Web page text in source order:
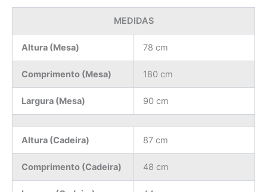
MEDIDAS
Altura (Mesa) 78 cm
Comprimento (Mesa) 180 cm
Largura (Mesa) 90 cm
Altura (Cadeira) 87 cm
Comprimento (Cadeira) 48 cm